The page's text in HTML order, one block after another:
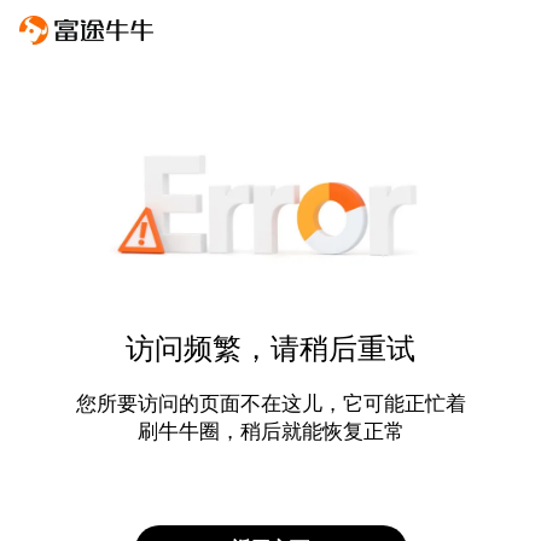
访问频繁，请稍后重试
您所要访问的页面不在这儿，它可能正忙着
刷牛牛圈，稍后就能恢复正常